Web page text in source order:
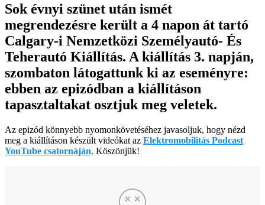
Sok évnyi szünet után ismét
megrendezésre került a 4 napon át tartó
Calgary-i Nemzetközi Személyautó- És
Teherautó Kiállítás. A kiállítás 3. napján,
szombaton látogattunk ki az eseményre:
ebben az epizódban a kiállításon
tapasztaltakat osztjuk meg veletek.
Az epizód könnyebb nyomonkövetéséhez javasoljuk, hogy nézd
meg a kiállításon készült videókat az Elektromobilitás Podcast
YouTube csatornáján. Köszönjük!